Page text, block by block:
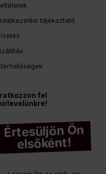
tájékoztató
fel
Értesüljön Ön
elsőként!